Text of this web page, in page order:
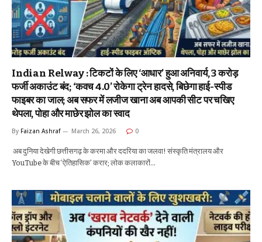
Indian Relway : टिकटों के लिए ‘आधार’ हुआ अनिवार्य, 3 करोड़
फर्जी अकाउंट बंद; ‘कवच 4.0’ रोकेगा ट्रेन हादसे, बिछेगा हाई-स्पीड
फाइबर का जाल; अब सफर में लजीज खाना अब आपकी सीट पर चखिए
थेपला, पोहा और माछेर झोल का स्वाद
By Faizan Ashraf March 26, 2026 0
अब दुनिया देखेगी छत्तीसगढ़ के करमा और ददरिया का जलवा! संस्कृति मंत्रालय और
YouTube के बीच ‘ऐतिहासिक’ करार; लोक कलाकारों…